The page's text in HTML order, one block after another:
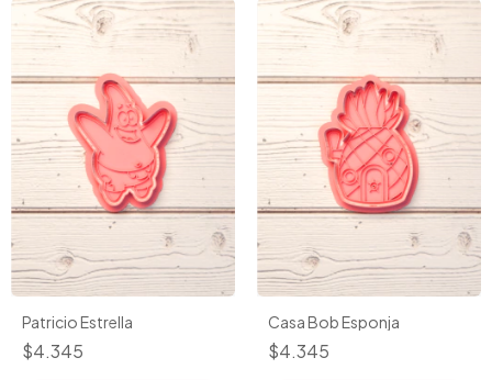
Patricio Estrella
$4.345
Casa Bob Esponja
$4.345